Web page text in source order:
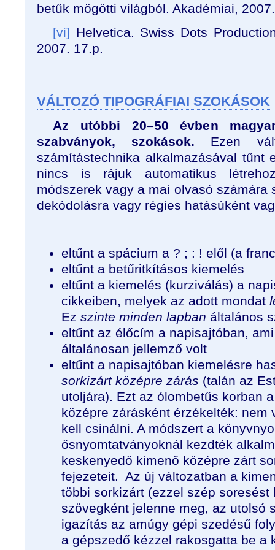
betűk mögötti világból. Akadémiai,
[vi] Helvetica. Swiss Dots
2007. 17.p.
VÁLTOZÓ TIPOGRÁFIAI SZOKÁSOK
Az utóbbi 20–50 évben
szabványok, szokások. Ezen
számítástechnika alkalmazásával tűnt
nincs is rájuk automatikus
módszerek vagy a mai olvasó számára
dekódolásra vagy régies hatásúként
eltűnt a spácium a ? ; : ! elől (a
eltűnt a betűritkításos kiemelés
eltűnt a kiemelés (kurziválás) a
cikkeiben, melyek az adott mondat
Ez szinte minden lapban általános
eltűnt az élőcím a napisajtóban,
általánosan jellemző volt
eltűnt a napisajtóban kiemelésre
sorkizárt középre zárás (talán az
utoljára). Ezt az ólombetűs korban
középre zárásként érzékelték: nem
kell csinálni. A módszert a
ősnyomtatványoknál kezdték
keskenyedő kimenő középre zárt
fejezeteit. Az új változatban a
többi sorkizárt (ezzel szép
szövegként jelenne meg, az utolsó
igazítás az amúgy gépi szedésű
a gépszedő kézzel rakosgatta be a